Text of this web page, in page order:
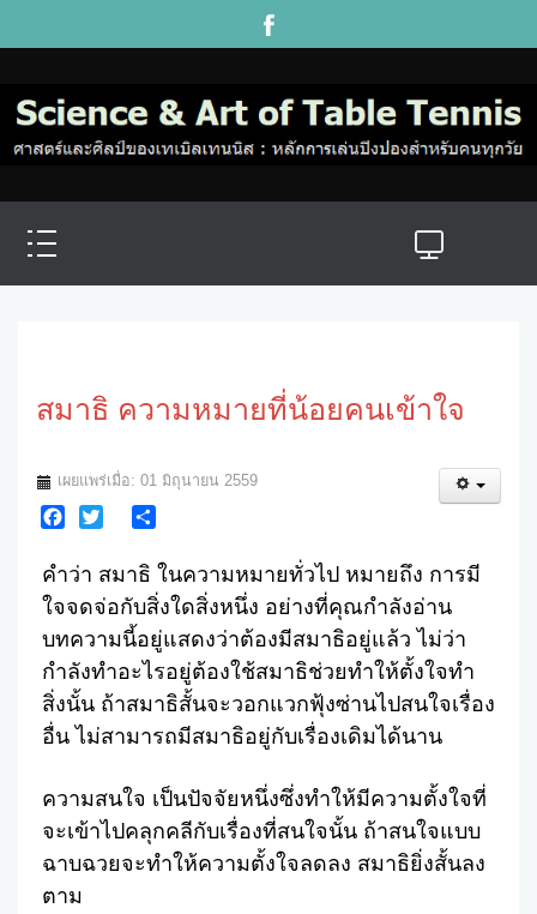
สมาธิ ความหมายที่น้อยคนเข้าใจ
เผยแพร่เมื่อ: 01 มิถุนายน 2559
คำว่า สมาธิ ในความหมายทั่วไป หมายถึง การมี
ใจจดจ่อกับสิ่งใดสิ่งหนึ่ง อย่างที่คุณกำลังอ่าน
บทความนี้อยู่แสดงว่าต้องมีสมาธิอยู่แล้ว ไม่ว่า
กำลังทำอะไรอยู่ต้องใช้สมาธิช่วยทำให้ตั้งใจทำ
สิ่งนั้น ถ้าสมาธิสั้นจะวอกแวกฟุ้งซ่านไปสนใจเรื่อง
อื่น ไม่สามารถมีสมาธิอยู่กับเรื่องเดิมได้นาน
ความสนใจ เป็นปัจจัยหนึ่งซึ่งทำให้มีความตั้งใจที่
จะเข้าไปคลุกคลีกับเรื่องที่สนใจนั้น ถ้าสนใจแบบ
ฉาบฉวยจะทำให้ความตั้งใจลดลง สมาธิยิ่งสั้นลง
ตาม